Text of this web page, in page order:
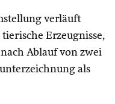
verläuft
Erzeugnisse,
Ablauf von zwei
als